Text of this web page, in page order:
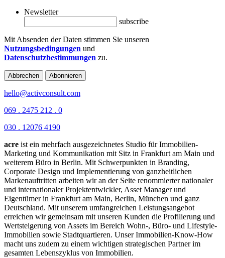
Newsletter
subscribe
Mit Absenden der Daten stimmen Sie unseren
Nutzungsbedingungen und
Datenschutzbestimmungen zu.
Abbrechen Abonnieren
hello@activconsult.com
069 . 2475 212 . 0
030 . 12076 4190
acre ist ein mehrfach ausgezeichnetes Studio für Immobilien-
Marketing und Kommunikation mit Sitz in Frankfurt am Main und
weiterem Büro in Berlin. Mit Schwerpunkten in Branding,
Corporate Design und Implementierung von ganzheitlichen
Markenauftritten arbeiten wir an der Seite renommierter nationaler
und internationaler Projektentwickler, Asset Manager und
Eigentümer in Frankfurt am Main, Berlin, München und ganz
Deutschland. Mit unserem umfangreichen Leistungsangebot
erreichen wir gemeinsam mit unseren Kunden die Profilierung und
Wertsteigerung von Assets im Bereich Wohn-, Büro- und Lifestyle-
Immobilien sowie Stadtquartieren. Unser Immobilien-Know-How
macht uns zudem zu einem wichtigen strategischen Partner im
gesamten Lebenszyklus von Immobilien.